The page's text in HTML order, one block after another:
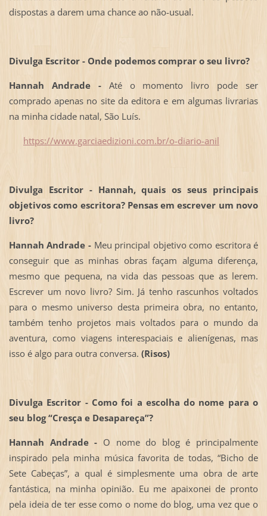
dispostas a darem uma chance ao não-usual.
Divulga Escritor - Onde podemos comprar o seu livro?
Hannah Andrade -Até o momento livro pode ser
comprado apenas no site da editora e em algumas livrarias
na minha cidade natal, São Luís.
https://www.garciaedizioni.com.br/o-diario-anil
Divulga Escritor - Hannah, quais os seus principais
objetivos como escritora? Pensas em escrever um novo
livro?
Hannah Andrade - Meu principal objetivo como escritora é
conseguir que as minhas obras façam alguma diferença,
mesmo que pequena, na vida das pessoas que as lerem.
Escrever um novo livro? Sim. Já tenho rascunhos voltados
para o mesmo universo desta primeira obra, no entanto,
também tenho projetos mais voltados para o mundo da
aventura, como viagens interespaciais e alienígenas, mas
isso é algo para outra conversa. (Risos)
Divulga Escritor - Como foi a escolha do nome para o
seu blog “Cresça e Desapareça”?
Hannah Andrade - O nome do blog é principalmente
inspirado pela minha música favorita de todas, “Bicho de
Sete Cabeças”, a qual é simplesmente uma obra de arte
fantástica, na minha opinião. Eu me apaixonei de pronto
pela ideia de ter esse como o nome do blog, uma vez que o